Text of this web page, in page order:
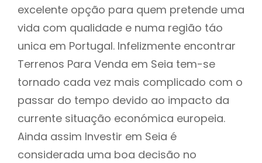
excelente opção para quem pretende uma
vida com qualidade e numa região táo
unica em Portugal. Infelizmente encontrar
Terrenos Para Venda em Seia tem-se
tornado cada vez mais complicado com o
passar do tempo devido ao impacto da
currente situação económica europeia.
Ainda assim Investir em Seia é
considerada uma boa decisão no